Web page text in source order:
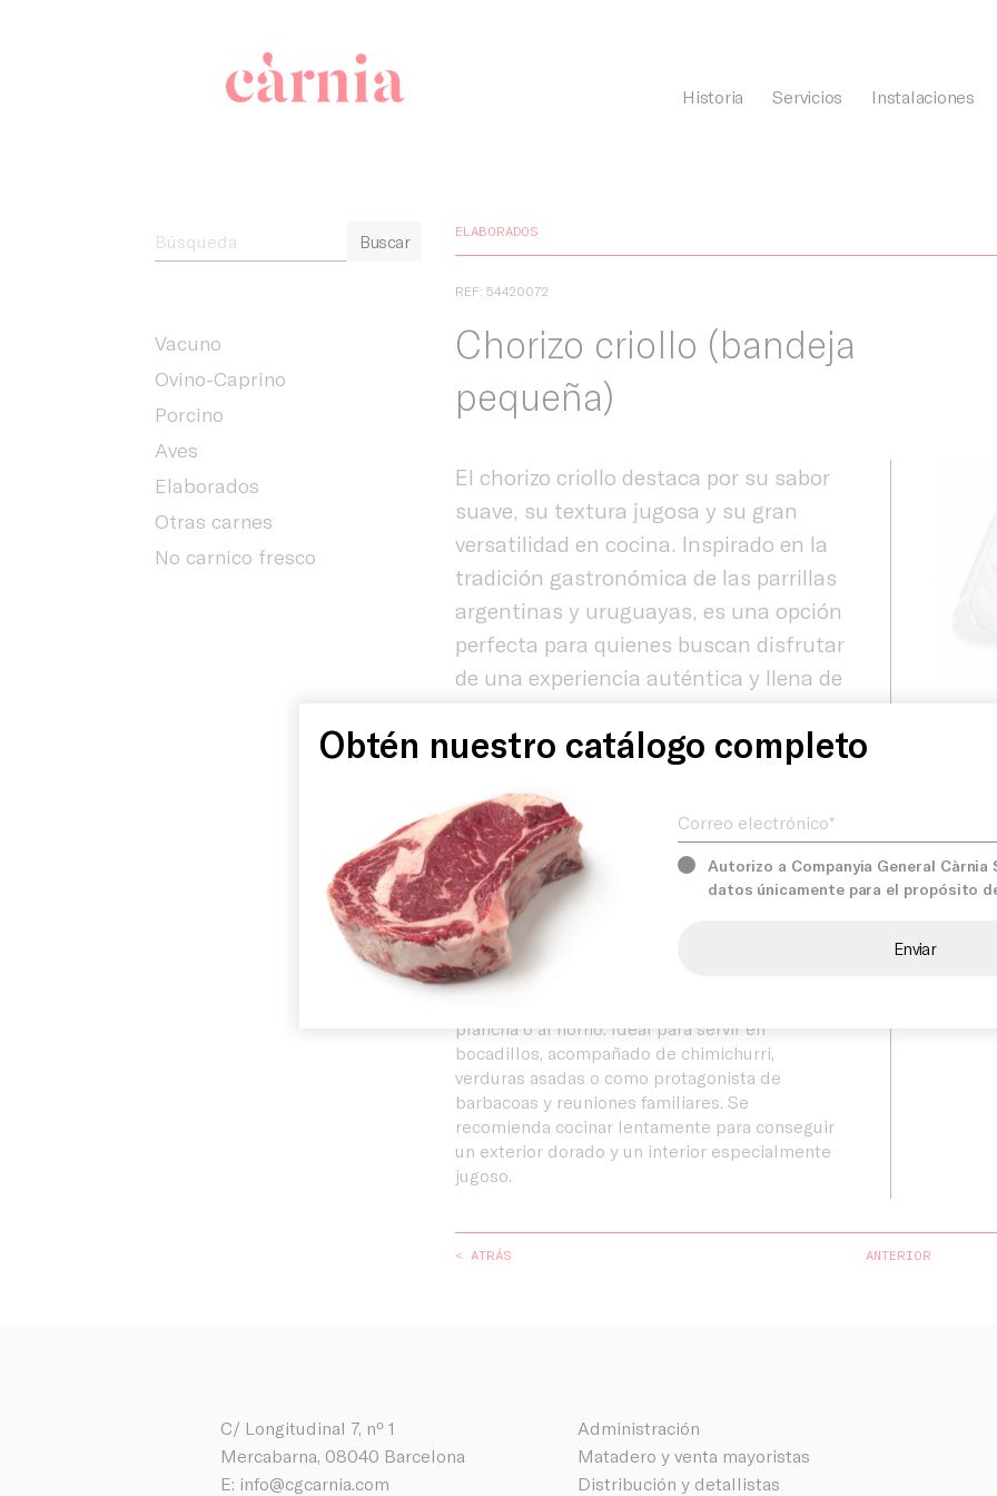
Historia Servicios Instalaciones
Inicio
Producto
Historia
Servicios
Instalaciones
Buscar
Vacuno
Ovino-Caprino
Porcino
Aves
Elaborados
Otras carnes
No carnico fresco
ELABORADOS
REF: 54420072
Chorizo criollo (bandeja
pequeña)
El chorizo criollo destaca por su sabor
suave, su textura jugosa y su gran
versatilidad en cocina. Inspirado en la
tradición gastronómica de las parrillas
argentinas y uruguayas, es una opción
perfecta para quienes buscan disfrutar
de una experiencia auténtica y llena de
resulta ideal para supermercados y
productos de alta aceptación entre los
consumidores.
Sugerencia de cocinado:
plancha o al horno. Ideal para servir en
bocadillos, acompañado de chimichurri,
verduras asadas o como protagonista de
barbacoas y reuniones familiares. Se
recomienda cocinar lentamente para conseguir
un exterior dorado y un interior especialmente
jugoso.
< ATRÁS ANTERIOR
C/ Longitudinal 7, nº 1
Mercabarna, 08040 Barcelona
E: info@cgcarnia.com
Administración
Matadero y venta mayoristas
Distribución y detallistas
Obtén nuestro catálogo completo
Autorizo a Companyia General Càrnia
datos únicamente para el propósito